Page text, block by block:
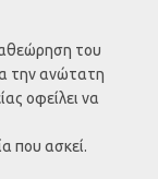
του
την ανώτατη
οφείλει να
που ασκεί.